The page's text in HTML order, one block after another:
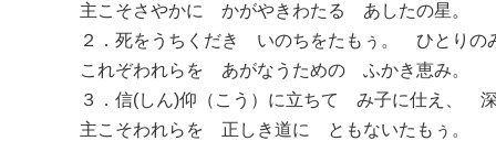
主こそさやかに かがやきわたる あしたの星。
２．死をうちくだき いのちをたもぅ。 ひとり
これぞわれらを あがなうための ふかき恵み。
３．信(しん)仰（こう）に立ちて み子に仕え、
主こそわれらを 正しき道に ともないたもぅ。